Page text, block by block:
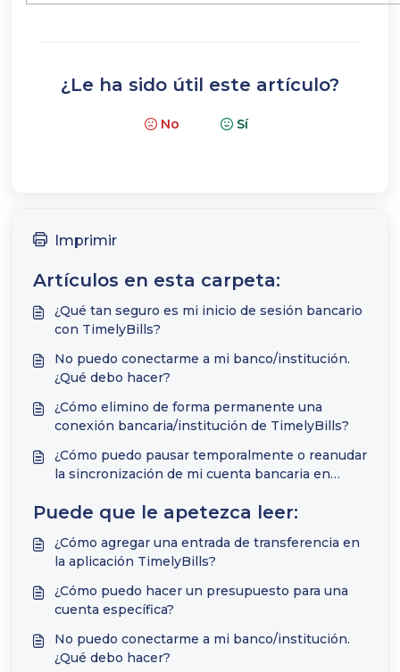
¿Le ha sido útil este artículo?
No Sí
Imprimir
Artículos en esta carpeta:
¿Qué tan seguro es mi inicio de sesión bancario
con TimelyBills?
No puedo conectarme a mi banco/institución.
¿Qué debo hacer?
¿Cómo elimino de forma permanente una
conexión bancaria/institución de TimelyBills?
¿Cómo puedo pausar temporalmente o reanudar
la sincronización de mi cuenta bancaria en
Puede que le apetezca leer:
¿Cómo agregar una entrada de transferencia en
la aplicación TimelyBills?
¿Cómo puedo hacer un presupuesto para una
cuenta específica?
No puedo conectarme a mi banco/institución.
¿Qué debo hacer?